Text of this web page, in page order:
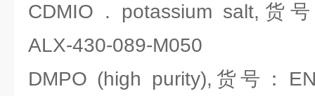
CDMIO . potassium salt,货
ALX-430-089-M050
DMPO (high purity),货号：